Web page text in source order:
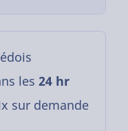
les 24 hr
sur demande